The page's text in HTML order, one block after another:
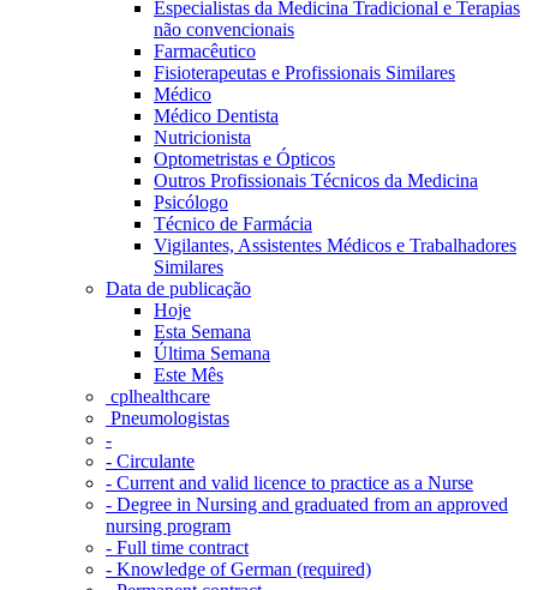
Especialistas da Medicina Tradicional e Terapias
não convencionais
Farmacêutico
Fisioterapeutas e Profissionais Similares
Médico
Médico Dentista
Nutricionista
Optometristas e Ópticos
Outros Profissionais Técnicos da Medicina
Psicólogo
Técnico de Farmácia
Vigilantes, Assistentes Médicos e Trabalhadores
Similares
Data de publicação
Hoje
Esta Semana
Última Semana
Este Mês
‎ cplhealthcare‬
Pneumologistas
-
- Circulante
- Current and valid licence to practice as a Nurse
- Degree in Nursing and graduated from an approved
nursing program
- Full time contract
- Knowledge of German (required)